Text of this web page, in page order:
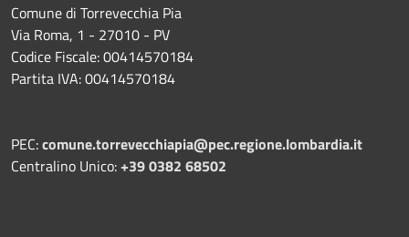
Comune di Torrevecchia Pia
Via Roma, 1 - 27010 - PV
Codice Fiscale: 00414570184
Partita IVA: 00414570184
PEC:comune.torrevecchiapia@pec.regione.lombardia.it
Centralino Unico:+39 0382 68502